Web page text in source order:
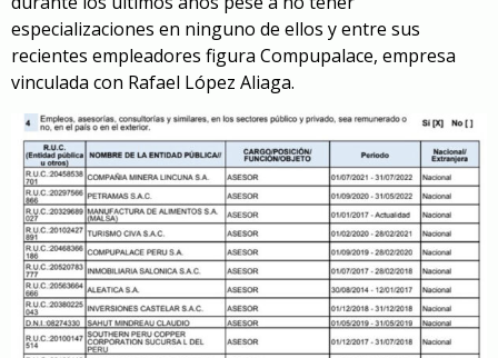
especializaciones en ninguno de ellos y entre sus
recientes empleadores figura Compupalace, empresa
vinculada con Rafael López Aliaga.